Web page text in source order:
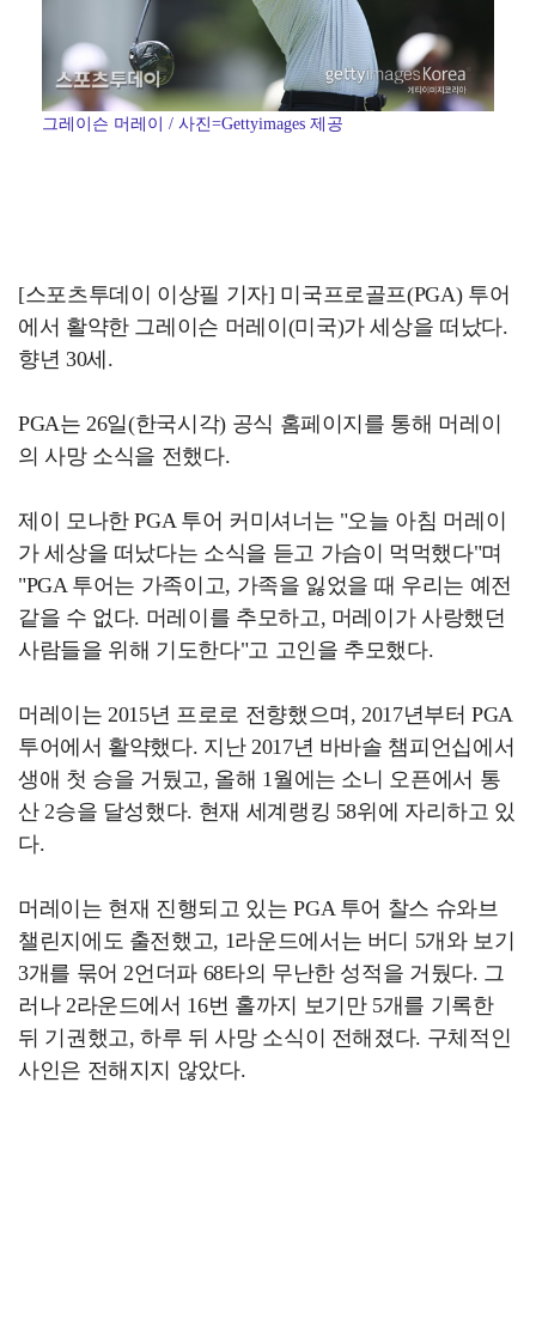
그레이슨 머레이 / 사진=Gettyimages 제공
[스포츠투데이 이상필 기자] 미국프로골프(PGA) 투어
에서 활약한 그레이슨 머레이(미국)가 세상을 떠났다.
향년 30세.
PGA는 26일(한국시각) 공식 홈페이지를 통해 머레이
의 사망 소식을 전했다.
제이 모나한 PGA 투어 커미셔너는 "오늘 아침 머레이
가 세상을 떠났다는 소식을 듣고 가슴이 먹먹했다"며
"PGA 투어는 가족이고, 가족을 잃었을 때 우리는 예전
같을 수 없다. 머레이를 추모하고, 머레이가 사랑했던
사람들을 위해 기도한다"고 고인을 추모했다.
머레이는 2015년 프로로 전향했으며, 2017년부터 PGA
투어에서 활약했다. 지난 2017년 바바솔 챔피언십에서
생애 첫 승을 거뒀고, 올해 1월에는 소니 오픈에서 통
산 2승을 달성했다. 현재 세계랭킹 58위에 자리하고 있
다.
머레이는 현재 진행되고 있는 PGA 투어 찰스 슈와브
챌린지에도 출전했고, 1라운드에서는 버디 5개와 보기
3개를 묶어 2언더파 68타의 무난한 성적을 거뒀다. 그
러나 2라운드에서 16번 홀까지 보기만 5개를 기록한
뒤 기권했고, 하루 뒤 사망 소식이 전해졌다. 구체적인
사인은 전해지지 않았다.